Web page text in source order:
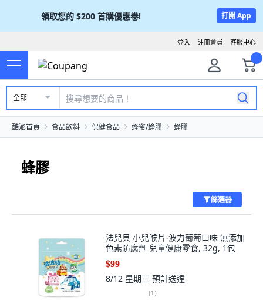
領取您的 $200 首購優惠卷! 打開 App
客服中心
註冊會員
登入
全部
酷澎首頁 食品飲料 保健食品 蜂蜜/蜂膠 蜂膠
蜂膠
篩選器
法兒貝 小兒喉片-波力葡萄口味 無添加
色素防腐劑 兒童健康零食, 32g, 1包
$99
8/12 星期三 預計送達
(1)